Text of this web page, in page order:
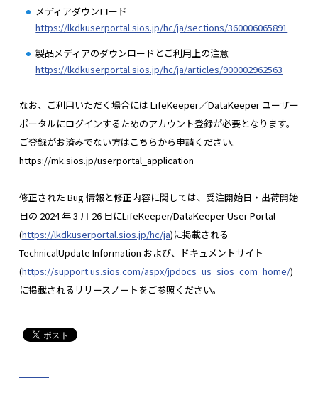
メディアダウンロード
https://lkdkuserportal.sios.jp/hc/ja/sections/360006065891
製品メディアのダウンロードとご利用上の注意
https://lkdkuserportal.sios.jp/hc/ja/articles/900002962563
なお、ご利用いただく場合には LifeKeeper／DataKeeper ユーザー
ポータルにログインするためのアカウント登録が必要となります。
ご登録がお済みでない方はこちらから申請ください。
https://mk.sios.jp/userportal_application
修正された Bug 情報と修正内容に関しては、受注開始日・出荷開始
日の 2024 年 3 月 26 日にLifeKeeper/DataKeeper User Portal
(https://lkdkuserportal.sios.jp/hc/ja)に掲載される
TechnicalUpdate Information および、ドキュメントサイト
(https://support.us.sios.com/aspx/jpdocs_us_sios_com_home/)
に掲載されるリリースノートをご参照ください。